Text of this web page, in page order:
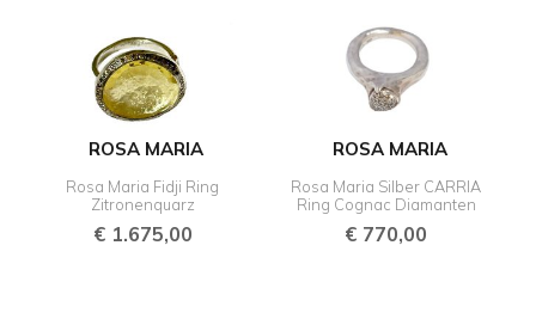
ROSA MARIA
Rosa Maria Fidji Ring
Zitronenquarz
€1.675,00
ROSA MARIA
Rosa Maria Silber CARRIA
Ring Cognac Diamanten
€ 770,00